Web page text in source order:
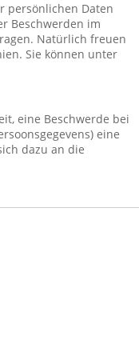
persönlichen Daten
Beschwerden im
Natürlich freuen
Sie können unter
eine Beschwerde bei
eine
dazu an die